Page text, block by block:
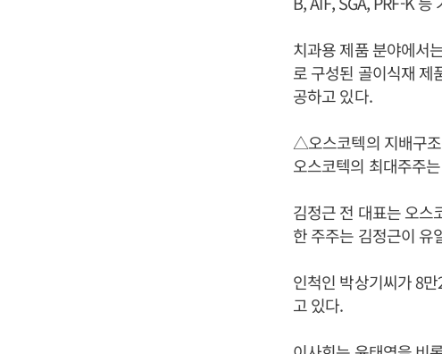
치과용 제품 분야에서
로 구성된 골이식재 제
공하고 있다.
△오스코텍의 지배구조
오스코텍의 최대주주
김정근 전 대표는 오
한 주주는 김정근이 유
인척인 박상기씨가 8
고 있다.